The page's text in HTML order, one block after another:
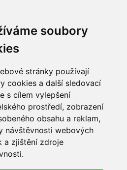
soubory
stránky používají
cookies a další sledovací
s cílem vylepšení
prostředí, zobrazení
obsahu a reklam,
návštěvnosti webových
a zjištění zdroje
online
v multilinguální Bibli
knihy
den e-mailem
osobních údajů
preference
webu